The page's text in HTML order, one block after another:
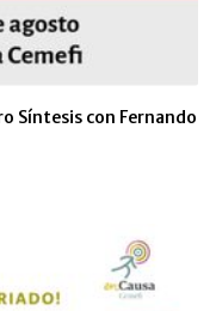
Síntesis con Fernando